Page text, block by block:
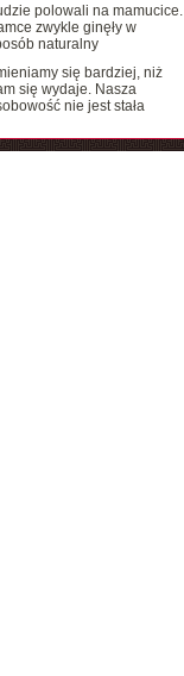
polowali na mamucice.
zwykle ginęły w
naturalny
się bardziej, niż
się wydaje. Nasza
nie jest stała